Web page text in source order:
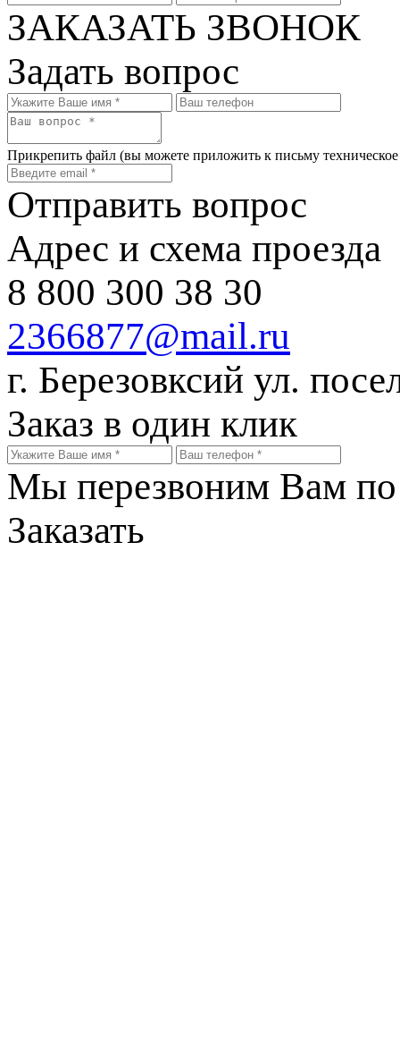
ЗАКАЗАТЬ ЗВОНОК
Задать вопрос
Прикрепить файл (вы можете приложить к письму
Отправить вопрос
Адрес и схема проезда
8 800 300 38 30
2366877@mail.ru
г. Березовксий ул.
Заказ в один клик
Мы перезвоним Вам по
Заказать